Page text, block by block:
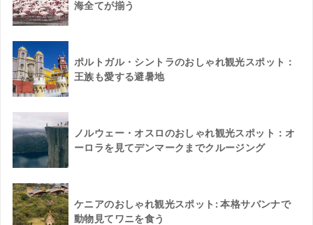
海全てが揃う
ポルトガル・シントラのおしゃれ観光スポット：
王族も愛する避暑地
ノルウェー・オスロのおしゃれ観光スポット：オ
ーロラを見てデンマークまでクルージング
ケニアのおしゃれ観光スポット: 本格サバンナで
動物見てワニを食う